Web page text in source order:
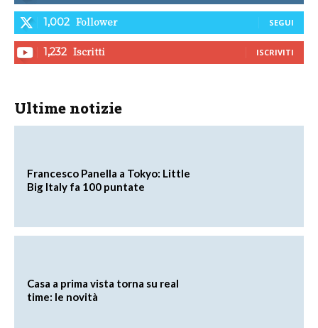
1,002 Follower SEGUI
1,232 Iscritti ISCRIVITI
Ultime notizie
Francesco Panella a Tokyo: Little
Big Italy fa 100 puntate
Casa a prima vista torna su real
time: le novità